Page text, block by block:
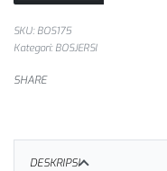
SKU: BOS175
Kategori: BOSJERSI
SHARE
DESKRIPSI